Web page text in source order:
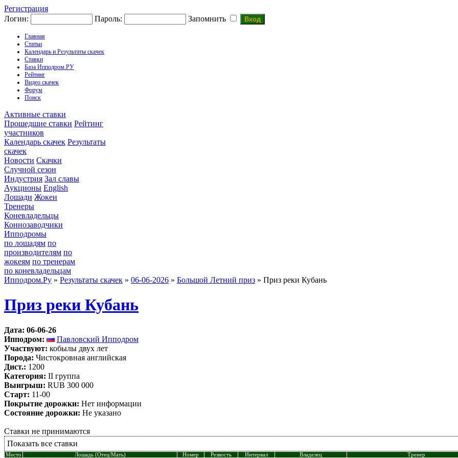
Регистрация
Логин:
Пароль: Запомнить
Главная
Статьи
Календарь и Результаты скачек
Ставки
База Ипподром.РУ
Рейтинг
Видео скачек
Форум
Поиск
Активные ставки
Прошедшие ставки Рейтинг
участников
Календарь скачек Результаты
скачек
Новости Скачки
Случной сезон
Индустрия Зал славы
Аукционы English
Лошади Жокеи
Тренеры
Коневладельцы
Коннозаводчики
Ипподромы
по лошадям по
производителям по
жокеям по тренерам
по коневладельцам
Ипподром.Ру » Результаты скачек » 06-06-2026 » Большой Летний приз » Приз реки Кубань
Приз реки Кубань
Дата: 06-06-26
Ипподром:
Павловский Ипподром
Участвуют: кобылы двух лет
Порода: Чистокровная английская
Дист.: 1200
Категория: II группа
Выигрыш: RUB 300 000
Старт: 11-00
Покрытие дорожки: Нет информации
Состояние дорожки: Не указано
Ставки не принимаются
Показать все ставки
Место Лошадь (Отец/Мать) Номер Резвость Интервал Владелец Тренер